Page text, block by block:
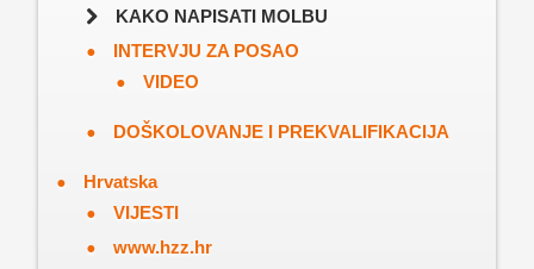
KAKO NAPISATI MOLBU
INTERVJU ZA POSAO
VIDEO
DOŠKOLOVANJE I PREKVALIFIKACIJA
Hrvatska
VIJESTI
www.hzz.hr